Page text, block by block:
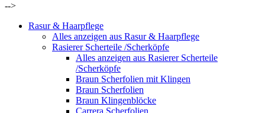
-->
Rasur & Haarpflege
Alles anzeigen aus Rasur & Haarpflege
Rasierer Scherteile /Scherköpfe
Alles anzeigen aus Rasierer Scherteile
/Scherköpfe
Braun Scherfolien mit Klingen
Braun Scherfolien
Braun Klingenblöcke
Carrera Scherfolien